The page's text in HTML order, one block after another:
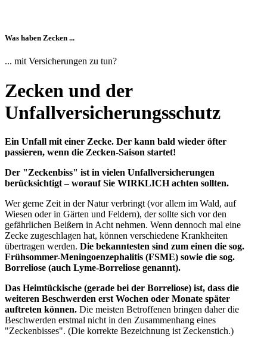
Was haben Zecken ...
... mit Versicherungen zu tun?
Zecken und der
Unfallversicherungsschutz
Ein Unfall mit einer Zecke. Der kann bald wieder öfter
passieren, wenn die Zecken-Saison startet!
Der "Zeckenbiss" ist in vielen Unfallversicherungen
berücksichtigt – worauf Sie WIRKLICH achten sollten.
Wer gerne Zeit in der Natur verbringt (vor allem im Wald, auf
Wiesen oder in Gärten und Feldern), der sollte sich vor den
gefährlichen Beißern in Acht nehmen. Wenn dennoch mal eine
Zecke zugeschlagen hat, können verschiedene Krankheiten
übertragen werden. Die bekanntesten sind zum einen die sog.
Frühsommer-Meningoenzephalitis (FSME) sowie die sog.
Borreliose (auch Lyme-Borreliose genannt).
Das Heimtückische (gerade bei der Borreliose) ist, dass die
weiteren Beschwerden erst Wochen oder Monate später
auftreten können. Die meisten Betroffenen bringen daher die
Beschwerden erstmal nicht in den Zusammenhang eines
"Zeckenbisses". (Die korrekte Bezeichnung ist Zeckenstich.)